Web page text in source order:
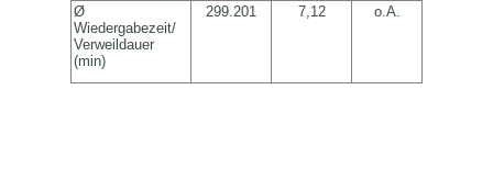
Ø
Wiedergabezeit/
Verweildauer
(min)
299.201 7,12 o.A.